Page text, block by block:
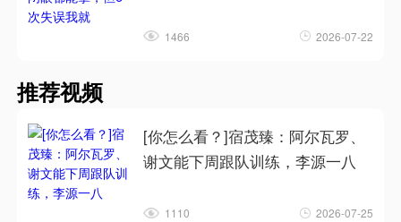
1466 2026-07-22
推荐视频
[你怎么看？]宿茂臻：阿尔瓦罗、
谢文能下周跟队训练，李源一八
1110 2026-07-25